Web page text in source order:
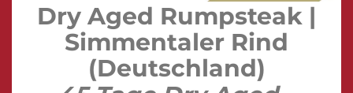
Dry Aged Rumpsteak |
Simmentaler Rind
(Deutschland)